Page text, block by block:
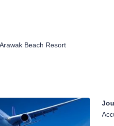
bordée de cocotiers, l'hôtel offre
offre de restauration variée et
8 km de Pointe-à-Pitre, 4 km
Evasion du 16/12/25
Beach Resort